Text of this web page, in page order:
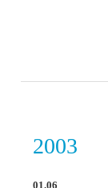
2003
01.06